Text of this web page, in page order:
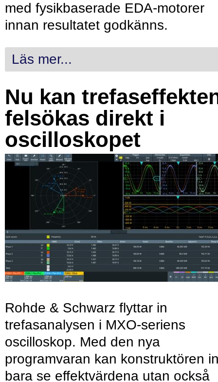
med fysikbaserade EDA-motorer
innan resultatet godkänns.
Läs mer...
Nu kan
felsökas direkt i
oscilloskopet
Rohde & Schwarz flyttar in
trefasanalysen i MXO-seriens
oscilloskop. Med den nya
programvaran kan konstruktören
bara se effektvärdena utan också